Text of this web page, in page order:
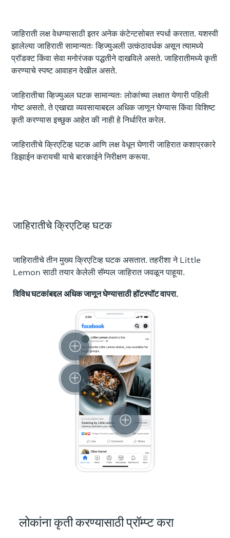
जाहिराती लक्ष वेधण्यासाठी इतर अनेक कंटेन्टसोबत स्पर्धा करतात. यशस्वी
झालेल्या जाहिराती सामान्यतः व्हिज्युअली उत्कंठावर्धक असून त्यामध्ये
प्रॉडक्ट किंवा सेवा मनोरंजक पद्धतीने दाखविले असते. जाहिरातीमध्ये कृती
करण्याचे स्पष्ट आवाहन देखील असते.
जाहिरातीचा व्हिज्युअल घटक सामान्यतः लोकांच्या लक्षात येणारी पहिली
गोष्ट असतो. ते एखाद्या व्यवसायाबद्दल अधिक जाणून घेण्यास किंवा विशिष्ट
कृती करण्यास इच्छुक आहेत की नाही हे निर्धारित करेल.
जाहिरातीचे क्रिएटिव्ह घटक आणि लक्ष वेधून घेणारी जाहिरात कशाप्रकारे
डिझाईन करायची याचे बारकाईने निरीक्षण करूया.
जाहिरातीचे क्रिएटिव्ह घटक
जाहिरातीचे तीन मुख्य क्रिएटिव्ह घटक असतात. तहरीशा ने Little
Lemon साठी तयार केलेली सॅम्पल जाहिरात जवळून पाहूया.
विविध घटकांबद्दल अधिक जाणून घेण्यासाठी हॉटस्पॉट वापरा.
लोकांना कृती करण्‍यासाठी प्रॉम्प्ट करा